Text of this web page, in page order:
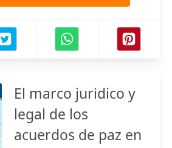
El marco juridico y
legal de los
acuerdos de paz en